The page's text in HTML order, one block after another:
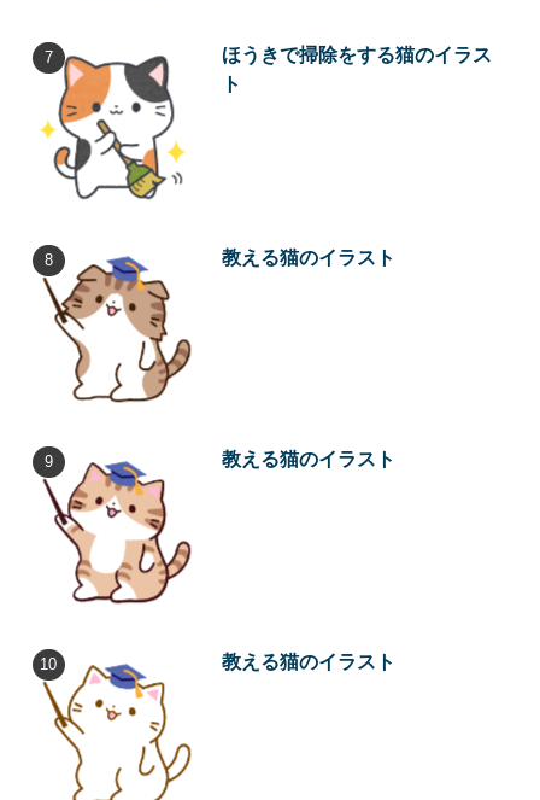
ほうきで掃除をする猫のイラス
ト
教える猫のイラスト
教える猫のイラスト
教える猫のイラスト